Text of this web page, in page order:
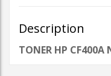
Description
TONER HP CF400A